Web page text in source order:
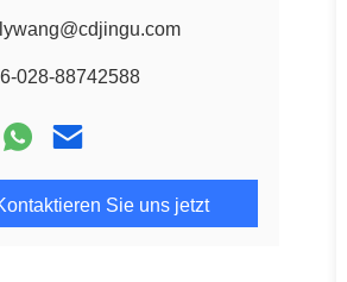
028-88742588
Sie uns jetzt